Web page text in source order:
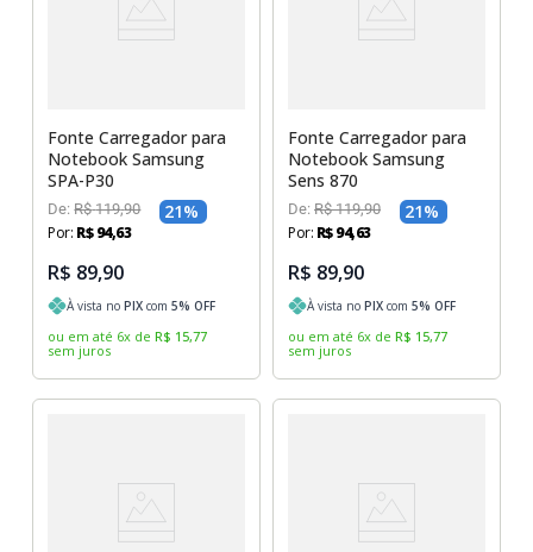
Fonte Carregador para
Notebook Samsung
SPA-P30
De:R$ 119,90 21%
Por: R$ 94,63
R$ 89,90
À vista noPIX com5% OFF
ou em até 6x de R$ 15,77
sem juros
Fonte Carregador para
Notebook Samsung
Sens 870
De: R$ 119,90 21%
Por: R$94,63
R$ 89,90
À vista no PIX com 5% OFF
ou em até 6x de R$ 15,77
sem juros